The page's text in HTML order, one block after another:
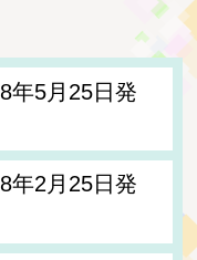
5月25日発
2月25日発